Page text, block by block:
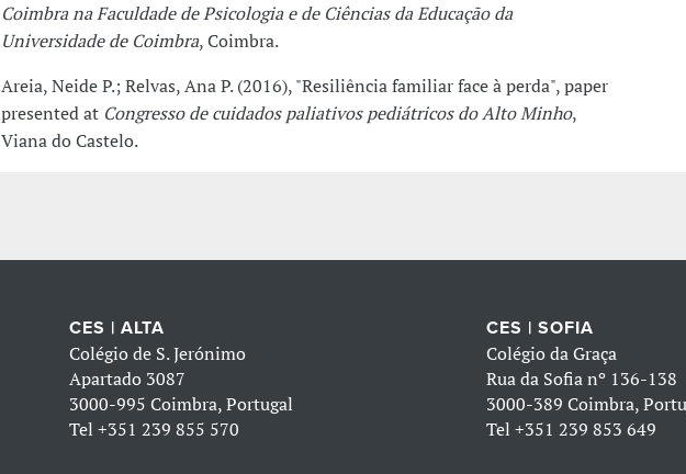
Coimbra na Faculdade de Psicologia e de Ciências da Educação da
Universidade de Coimbra, Coimbra.
Areia, Neide P.; Relvas, Ana P. (2016), "Resiliência familiar face à perda", paper
presented at Congresso de cuidados paliativos pediátricos do Alto Minho,
Viana do Castelo.
CES | ALTA
Colégio de S. Jerónimo
Apartado 3087
3000-995 Coimbra, Portugal
Tel+351 239 855 570
CES | SOFIA
Colégio da Graça
Rua da Sofia nº 136-138
3000-389 Coimbra,
Tel +351 239 853 649